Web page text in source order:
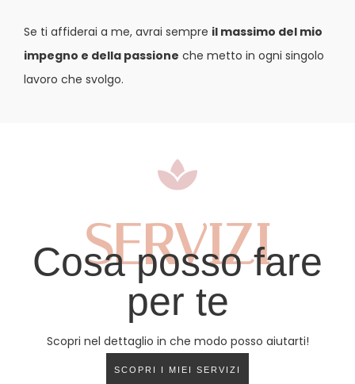
Se ti affiderai a me, avrai sempre il massimo del mio
impegno e della passione che metto in ogni singolo
lavoro che svolgo.
SERVIZI
Cosa posso fare
per te
Scopri nel dettaglio in che modo posso aiutarti!
SCOPRI I MIEI SERVIZI